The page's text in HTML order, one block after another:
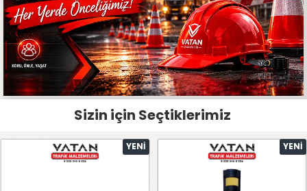
Sizin için Seçtiklerimiz
YENI YENI